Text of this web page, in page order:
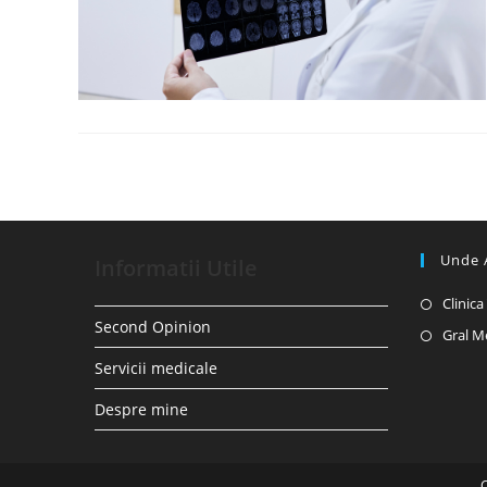
Second Opinion
Servicii medicale
Despre mine
Unde
Gral